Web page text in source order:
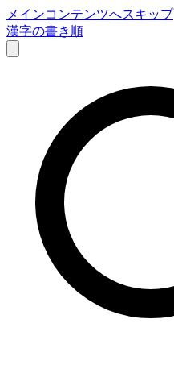
メインコンテンツへスキップ
漢字の書き順